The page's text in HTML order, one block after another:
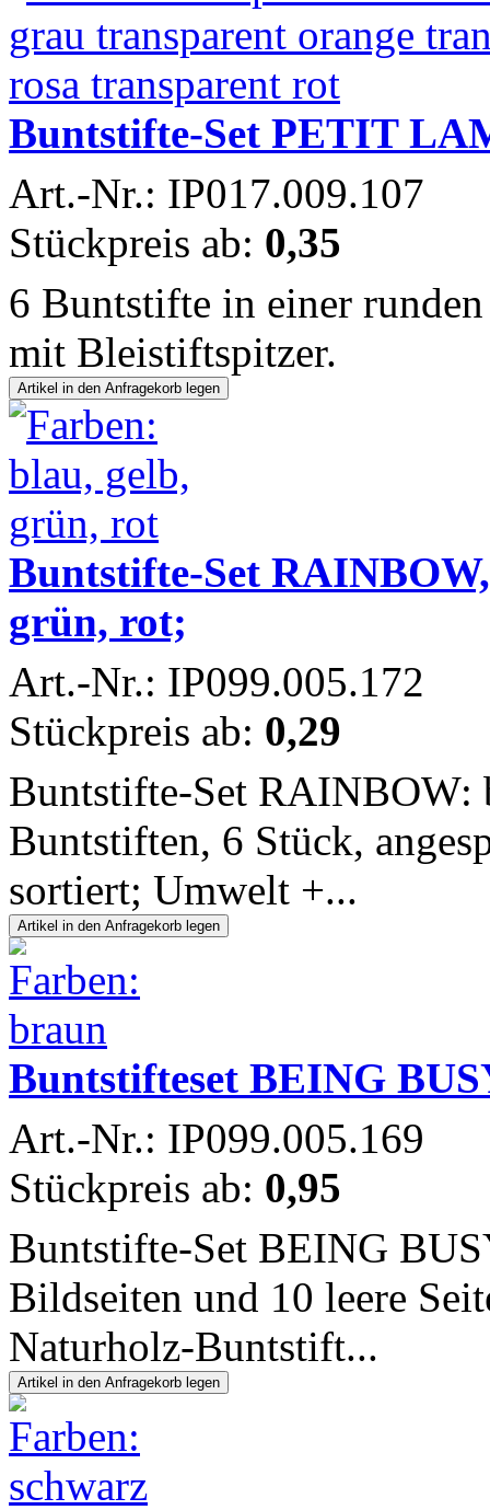
Buntstifte-Set PETIT
Art.-Nr.: IP017.009.107
Stückpreis ab: 0,35
6 Buntstifte in einer
mit Bleistiftspitzer.
Buntstifte-Set
grün, rot;
Art.-Nr.: IP099.005.172
Stückpreis ab: 0,29
Buntstifte-Set RAINBOW:
Buntstiften, 6 Stück,
sortiert; Umwelt +...
Buntstifteset BEING
Art.-Nr.: IP099.005.169
Stückpreis ab: 0,95
Buntstifte-Set BEING
Bildseiten und 10 leere
Naturholz-Buntstift...